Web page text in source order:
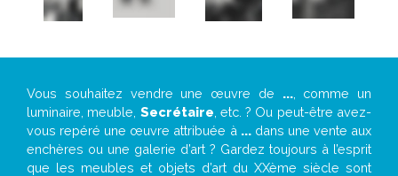
Vous souhaitez vendre une œuvre de ..., comme un
luminaire, meuble, Secrétaire , etc. ? Ou peut-être avez-
vous repéré une œuvre attribuée à ...dans une vente aux
enchères ou une galerie d’art ? Gardez toujours à l’esprit
que les meubles et objets d’art du XXème siècle sont